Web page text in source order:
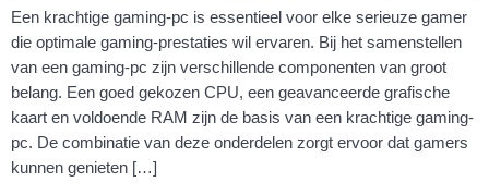
Een krachtige gaming-pc is essentieel voor elke serieuze gamer
die optimale gaming-prestaties wil ervaren. Bij het samenstellen
van een gaming-pc zijn verschillende componenten van groot
belang. Een goed gekozen CPU, een geavanceerde grafische
kaart en voldoende RAM zijn de basis van een krachtige gaming-
pc. De combinatie van deze onderdelen zorgt ervoor dat gamers
kunnen genieten […]